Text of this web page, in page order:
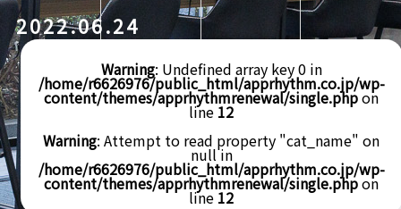
2022.06.24
Warning: Undefined array key 0 in
/home/r6626976/public_html/apprhythm.co.jp/wp-
content/themes/apprhythmrenewal/single.phpon
line 12
Warning: Attempt to read property "cat_name" on
null in
/home/r6626976/public_html/apprhythm.co.jp/wp-
content/themes/apprhythmrenewal/single.phpon
line 12